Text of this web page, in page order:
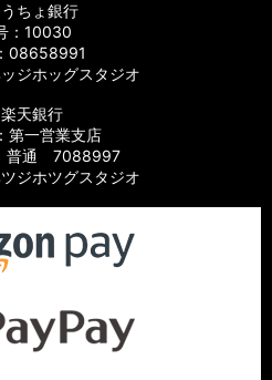
うちょ銀行
：10030
08658991
ジホッグスタジオ
楽天銀行
第一営業支店
普通 7088997
ジホツグスタジオ